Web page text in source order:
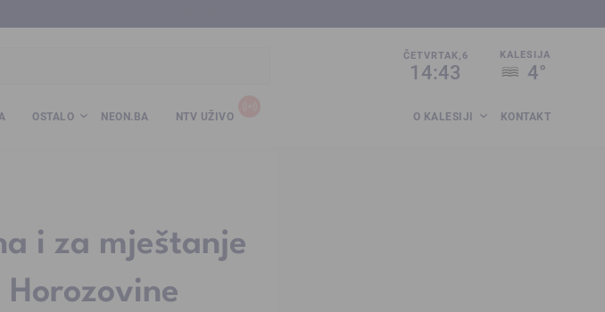
ČETVRTAK,6
14:43
KALESIJA
4°
OSTALO NEON.BA NTV UŽIVO O KALESIJI KONTAKT
i za mještanje